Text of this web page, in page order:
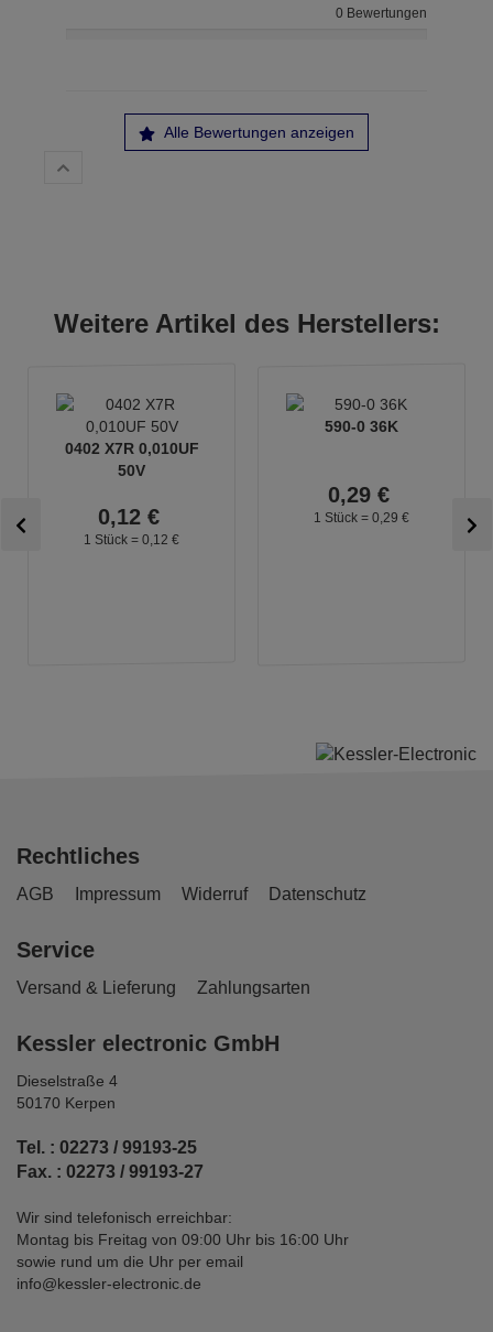
0 Bewertungen
Alle Bewertungen anzeigen
Weitere Artikel des Herstellers:
0402 X7R 0,010UF
50V
0,12 €
1 Stück = 0, 12 €
590-0 36K
0,29 €
1 Stück = 0, 29 €
Rechtliches
AGB Impressum Widerruf Datenschutz
Service
Versand & Lieferung Zahlungsarten
Kessler electronic GmbH
Dieselstraße 4
50170 Kerpen
Tel. : 02273 / 99193-25
Fax. : 02273 / 99193-27
Wir sind telefonisch erreichbar:
Montag bis Freitag von 09:00 Uhr bis 16:00 Uhr
sowie rund um die Uhr per email
info@kessler-electronic.de